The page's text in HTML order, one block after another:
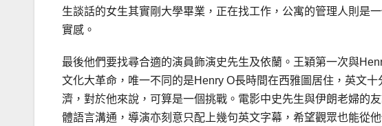
生談話的女生其實剛大學畢業，正在找工作，公寓的管理人則是
實感。
最後他們要找尋合適的演員飾演史先生及依蘭。王穎第一次與
文化大革命，唯一不同的是Henry O長時間在西雅圖居住，英文
濟，對於他來說，可算是一個挑戰。電影中史先生與伊朗老婦的
體語言溝通，導演亦刻意只配上幾句英文字幕，希望觀眾也能從